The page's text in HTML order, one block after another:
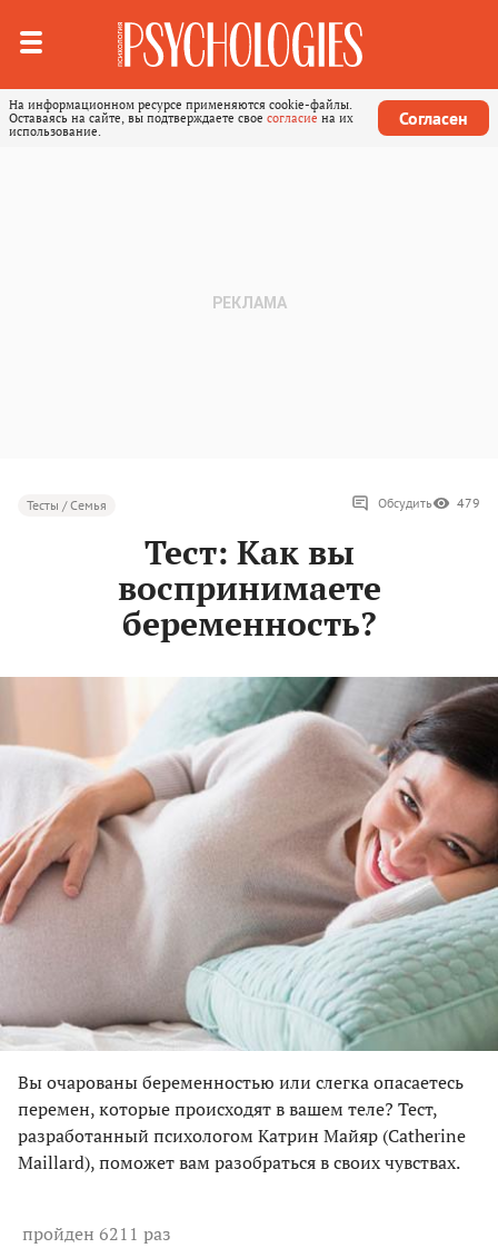
На информационном ресурсе применяются cookie-файлы.
Оставаясь на сайте, вы подтверждаете свое согласие на их
использование.
Согласен
Тесты / Семья Обсудить 479
Тест: Как вы
воспринимаете
беременность?
Вы очарованы беременностью или слегка опасаетесь
перемен, которые происходят в вашем теле? Тест,
разработанный психологом Катрин Майяр (Catherine
Maillard), поможет вам разобраться в своих чувствах.
пройден 6211 раз